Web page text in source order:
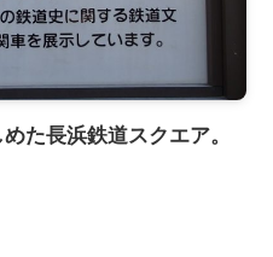
た長浜鉄道スクエア。